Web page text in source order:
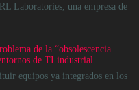
Laboratories, una empresa de
de la “obsolescencia
de TI industrial
equipos ya integrados en los